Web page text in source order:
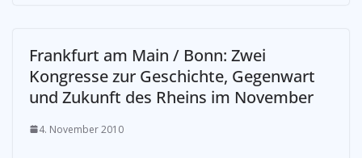
Frankfurt am Main / Bonn: Zwei
Kongresse zur Geschichte, Gegenwart
und Zukunft des Rheins im November
4. November 2010